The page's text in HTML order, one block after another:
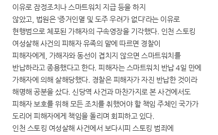
이유로 잠정조치나 스마트워치 지급 등을 하지
않았고, 법원은 ‘증거인멸 및 도주 우려가 없다’라는 이유로
현행범으로 체포된 가해자의 구속영장을 기각했다. 인천 스토킹
여성살해 사건의 피해자 유족의 말에 따르면 경찰이
피해자에게, 가해자와 동선이 겹치지 않으면 스마트워치를
반납하라고 종용했다고 한다. 피해자는 스마트워치 반납 4일 만에
가해자에 의해 살해당했다. 경찰은 피해자가 자진 반납한 것이라
해명해 공분을 샀다. 신당역 사건과 마찬가지로 본 사건에서도
피해자 보호를 위해 모든 조치를 취했어야 할 책임 주체인 국가가
도리어 피해자에게 책임을 돌리며 회피하고 있다.
인천 스토킹 여성살해 사건에서 보다시피 스토킹 범죄에